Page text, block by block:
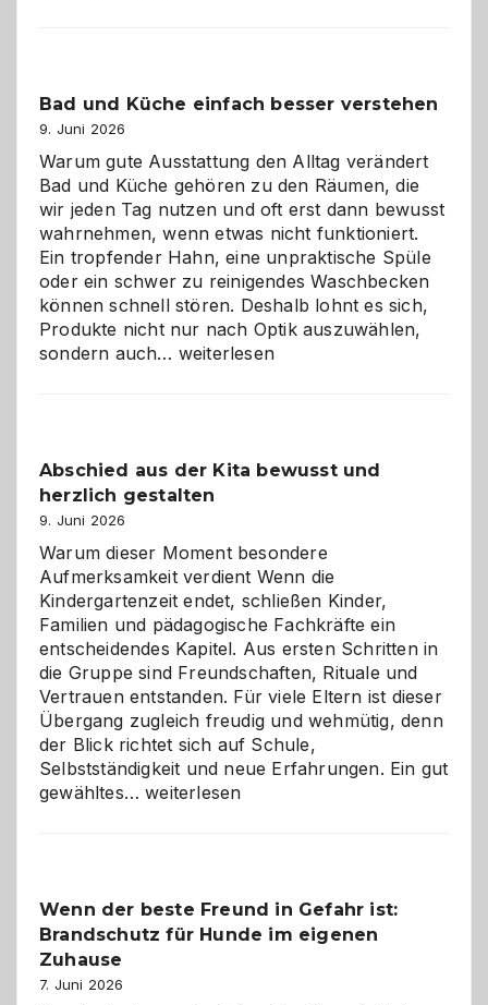
Bad und Küche einfach besser verstehen
9. Juni 2026
Warum gute Ausstattung den Alltag verändert
Bad und Küche gehören zu den Räumen, die
wir jeden Tag nutzen und oft erst dann bewusst
wahrnehmen, wenn etwas nicht funktioniert.
Ein tropfender Hahn, eine unpraktische Spüle
oder ein schwer zu reinigendes Waschbecken
können schnell stören. Deshalb lohnt es sich,
Produkte nicht nur nach Optik auszuwählen,
sondern auch… Bad
verstehen
weiterlesen
Abschied aus der Kita bewusst und
herzlich gestalten
9. Juni 2026
Warum dieser Moment besondere
Aufmerksamkeit verdient Wenn die
Kindergartenzeit endet, schließen Kinder,
Familien und pädagogische Fachkräfte ein
entscheidendes Kapitel. Aus ersten Schritten in
die Gruppe sind Freundschaften, Rituale und
Vertrauen entstanden. Für viele Eltern ist dieser
Übergang zugleich freudig und wehmütig, denn
der Blick richtet sich auf Schule,
Selbstständigkeit und neue Erfahrungen. Ein gut
gewähltes…Abschied
und
herzlich
weiterlesen
Wenn der beste Freund in Gefahr ist:
Brandschutz für Hunde im eigenen
Zuhause
7. Juni 2026